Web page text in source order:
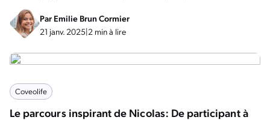
Par Emilie Brun Cormier
21 janv. 2025|2 min à lire
Coveolife
Le parcours inspirant de Nicolas: De participant à